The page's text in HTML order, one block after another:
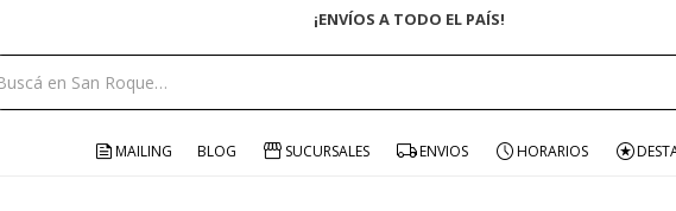
¡ENVÍOS A TODO EL PAÍS!
MAILING BLOG SUCURSALES ENVIOS HORARIOS